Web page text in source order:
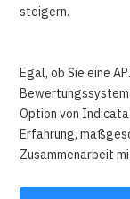
steigern.
Egal, ob Sie eine
Option von
Erfahrung,
Zusammenarbeit